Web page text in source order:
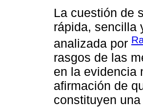
La cuestión de
rápida, sencilla
analizada por
rasgos de las
en la evidencia
afirmación de
constituyen